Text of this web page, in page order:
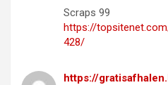
Scraps 99
https://
428/
https://